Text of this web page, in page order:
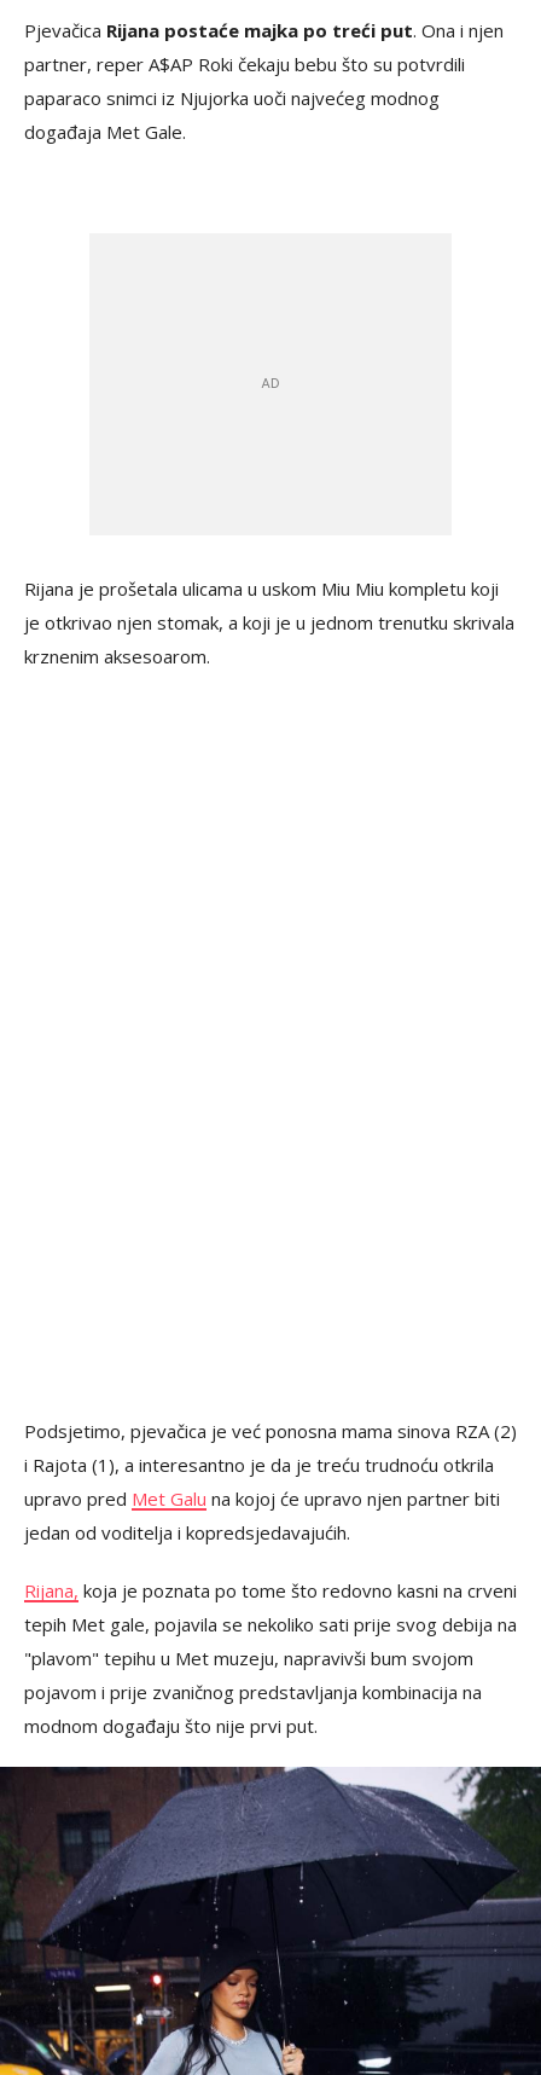
Pjevačica Rijana postaće majka po treći put. Ona i njen
partner, reper A$AP Roki čekaju bebu što su potvrdili
paparaco snimci iz Njujorka uoči najvećeg modnog
događaja Met Gale.
Rijana je prošetala ulicama u uskom Miu Miu kompletu koji
je otkrivao njen stomak, a koji je u jednom trenutku skrivala
krznenim aksesoarom.
Podsjetimo, pjevačica je već ponosna mama sinova RZA (2)
i Rajota (1), a interesantno je da je treću trudnoću otkrila
upravo pred Met Galu na kojoj će upravo njen partner biti
jedan od voditelja i kopredsjedavajućih.
Rijana, koja je poznata po tome što redovno kasni na crveni
tepih Met gale, pojavila se nekoliko sati prije svog debija na
"plavom" tepihu u Met muzeju, napravivši bum svojom
pojavom i prije zvaničnog predstavljanja kombinacija na
modnom događaju što nije prvi put.